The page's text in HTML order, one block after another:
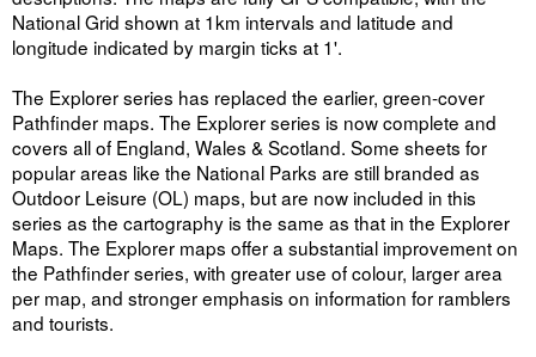
National Grid shown at 1km intervals and latitude and
longitude indicated by margin ticks at 1'.
The Explorer series has replaced the earlier, green-cover
Pathfinder maps. The Explorer series is now complete and
covers all of England, Wales & Scotland. Some sheets for
popular areas like the National Parks are still branded as
Outdoor Leisure (OL) maps, but are now included in this
series as the cartography is the same as that in the Explorer
Maps. The Explorer maps offer a substantial improvement on
the Pathfinder series, with greater use of colour, larger area
per map, and stronger emphasis on information for ramblers
and tourists.